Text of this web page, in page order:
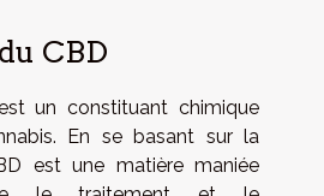
CBD
un constituant chimique
En se basant sur la
est une matière maniée